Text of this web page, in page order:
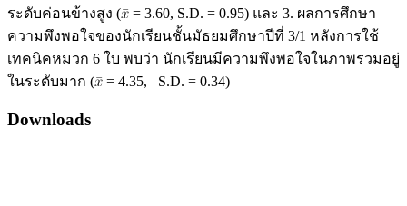
ระดับค่อนข้างสูง (
= 3.60, S.D. = 0.95) และ 3. ผลการศึกษา
ความพึงพอใจของนักเรียนชั้นมัธยมศึกษาปีที่ 3/1 หลังการใช้
เทคนิคหมวก 6 ใบ พบว่า นักเรียนมีความพึงพอใจในภาพรวมอยู่
ในระดับมาก (
= 4.35, S.D. = 0.34)
Downloads